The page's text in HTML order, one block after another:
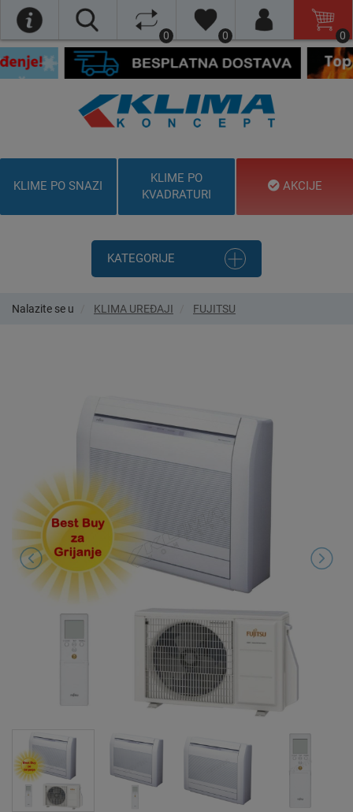
0 0 0
KLIME PO SNAZI
KLIME PO
KVADRATURI
AKCIJE
KATEGORIJE
Nalazite se u KLIMA UREĐAJI FUJITSU